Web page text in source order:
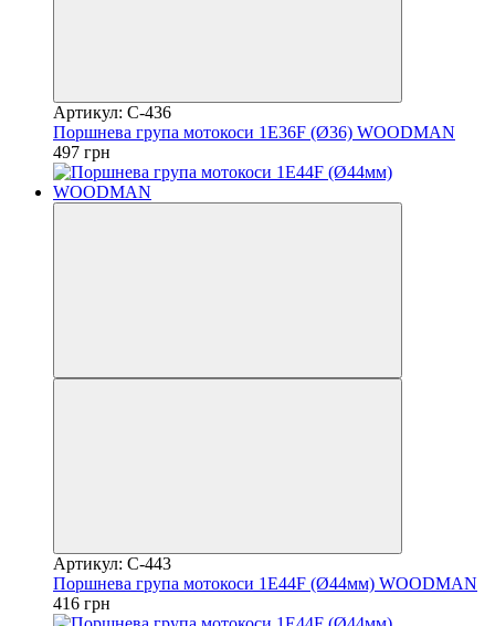
Артикул: C-436
Поршнева група мотокоси 1E36F (Ø36) WOODMAN
497 грн
Артикул: C-443
Поршнева група мотокоси 1E44F (Ø44мм) WOODMAN
416 грн